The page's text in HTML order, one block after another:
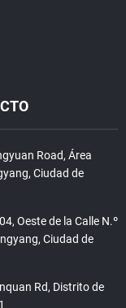
Road, Área
Ciudad de
Oeste de la Calle N.º
Ciudad de
Rd, Distrito de